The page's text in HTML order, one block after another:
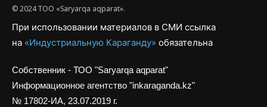
© 2024 ТОО «Saryarqa aqparat».
При использовании материалов в СМИ ссылка
на «Индустриальную Караганду» обязательна
Собственник - ТОО "Saryarqa aqparat"
Информационное агентство "inkaraganda.kz"
№ 17802-ИА, 23.07.2019 г.